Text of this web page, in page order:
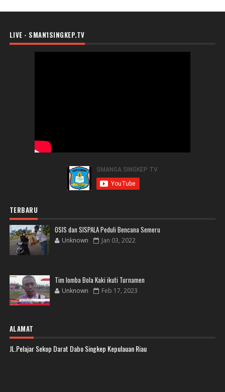
LIVE - SMAN1SINGKEP.TV
TERBARU
OSIS dan SISPALA Peduli Bencana Semeru
Unknown Jan 03, 2022
Tim lomba Bola Kaki ikuti Turnamen
Unknown Feb 17, 2023
ALAMAT
JL.Pelajar Sekop Darat Dabo Singkep Kepulauan Riau